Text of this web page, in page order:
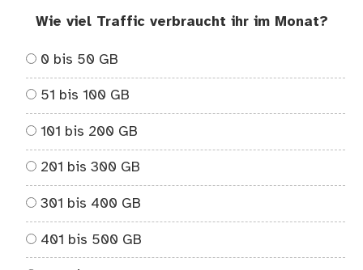
Wie viel Traffic verbraucht ihr im Monat?
0 bis 50 GB
51 bis 100 GB
101 bis 200 GB
201 bis 300 GB
301 bis 400 GB
401 bis 500 GB